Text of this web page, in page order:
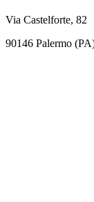
Via Castelforte, 82
90146 Palermo